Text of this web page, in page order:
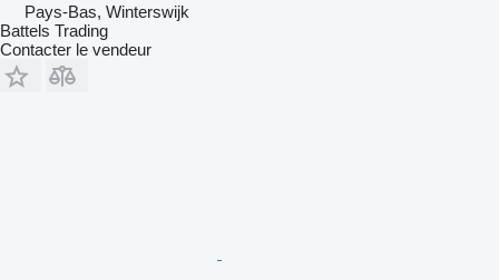
Pays-Bas, Winterswijk
Battels Trading
Contacter le vendeur